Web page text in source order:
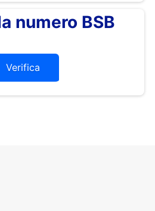
numero BSB
Verifica